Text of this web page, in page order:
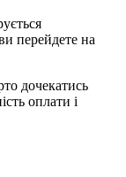
перейдете на
дочекатись
оплати і